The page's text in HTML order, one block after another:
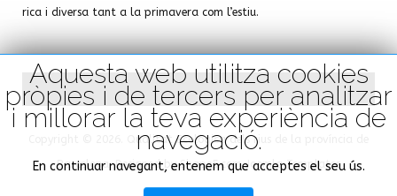
Aquesta web utilitza cookies
pròpies i de tercers per analitzar
i millorar la teva experiència de
navegació.
En continuar navegant, entenem que acceptes el seu ús.
rica i diversa tant a la primavera com l’estiu.
Copyright © 2026. Qualitat Ecològica dels rius de la província de
Barcelona. Designed by Shape5.comJoomla Templates